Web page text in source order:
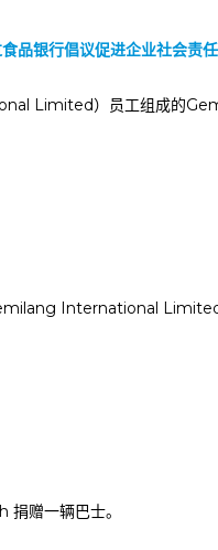
品银行倡议促进企业社会责任
Limited）员工组成的
International
赠一辆巴士。